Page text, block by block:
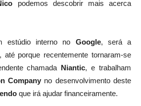
podemos descobrir mais acerca
estúdio interno no Google, será a
até porque recentemente tornaram-se
chamada Niantic, e trabalham
Company no desenvolvimento deste
que irá ajudar financeiramente.